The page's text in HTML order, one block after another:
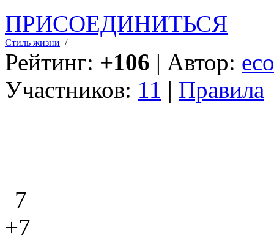
ПРИСОЕДИНИТЬСЯ
Стиль жизни /
Рейтинг: +106 | Автор:
Участников: 11 | Правила
7
+7